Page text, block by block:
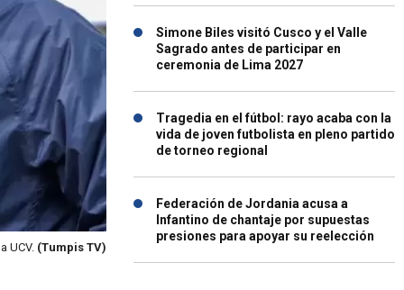
UCV. (Tumpis TV)
Simone Biles visitó Cusco y el Valle
Sagrado antes de participar en
ceremonia de Lima 2027
Tragedia en el fútbol: rayo acaba con la
vida de joven futbolista en pleno partido
de torneo regional
Federación de Jordania acusa a
Infantino de chantaje por supuestas
presiones para apoyar su reelección